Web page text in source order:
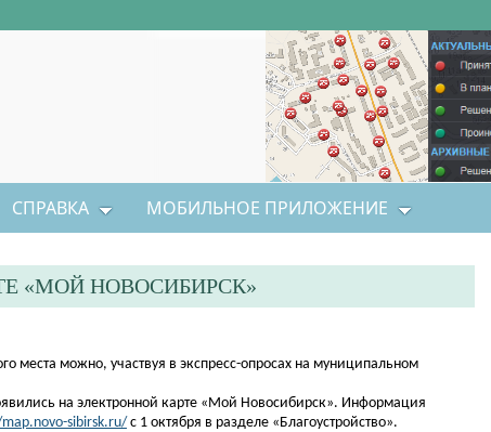
СПРАВКА МОБИЛЬНОЕ ПРИЛОЖЕНИЕ
«МОЙ НОВОСИБИРСК»
места можно, участвуя в экспресс-опросах на муниципальном
на электронной карте «Мой Новосибирск». Информация
sibirsk.ru/ с 1 октября в разделе «Благоустройство».